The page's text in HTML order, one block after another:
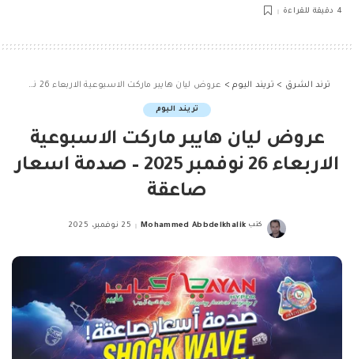
4 دقيقة للقراءة
ترند الشرق > تريند اليوم> عروض ليان هايبر ماركت الاسبوعية الاربعاء 26 نوفمبر 2025 – صدمة اسعار صاعقة
تريند اليوم
عروض ليان هايبر ماركت الاسبوعية
الاربعاء 26 نوفمبر 2025 – صدمة اسعار
صاعقة
Posted
كتب Mohammed Abbdelkhalik 25 نوفمبر، 2025